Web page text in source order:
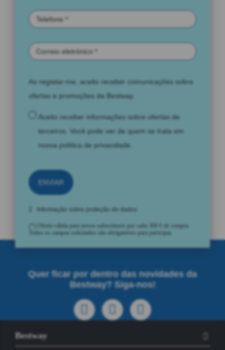
Ao registar-me, aceito receber comunicações sobre
ofertas e promoções da Bestway.
Aceito receber informações sobre ofertas de
terceiros. Você pode ver de quem se trata em
nossa política de privacidade
ENVIAR
Informação sobre proteção de dados
(*) Oferta válida para novos subscritores por cada 300 € de compra.
Todos os campos solicitados são obrigatórios para participar.
Quer ficar por dentro das novidades da
Bestway? Siga-nos!
Bestway